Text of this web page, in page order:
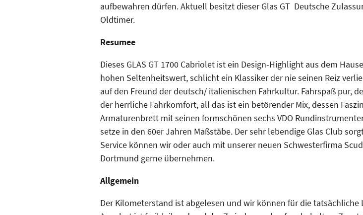
aufbewahren dürfen. Aktuell besitzt dieser Glas GT Deutsche
Oldtimer.
Resumee
Dieses GLAS GT 1700 Cabriolet ist ein Design-Highlight aus dem
hohen Seltenheitswert, schlicht ein Klassiker der nie seinen Reiz
auf den Freund der deutsch/ italienischen Fahrkultur. Fahrspaß pur,
der herrliche Fahrkomfort, all das ist ein betörender Mix, dessen
Armaturenbrett mit seinen formschönen sechs VDO
setze in den 60er Jahren Maßstäbe. Der sehr lebendige Glas Club
Service können wir oder auch mit unserer neuen Schwesterfirma
Dortmund gerne übernehmen.
Allgemein
Der Kilometerstand ist abgelesen und wir können für die